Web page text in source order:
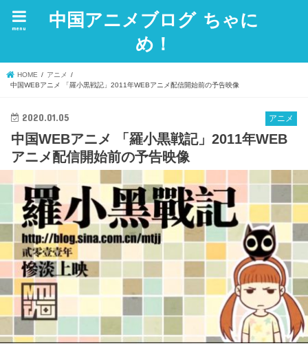
中国アニメブログ ちゃに
め！
menu
HOME
アニメ
中国WEBアニメ 「羅小黒戦記」2011年WEBアニメ配信開始前の予告映像
アニメ
2020.01.05
中国WEBアニメ 「羅小黒戦記」2011年WEB
アニメ配信開始前の予告映像